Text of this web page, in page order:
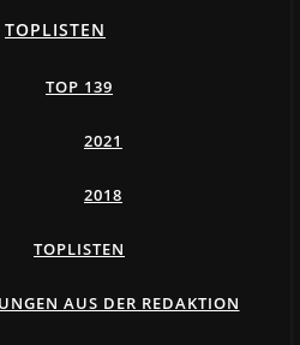
TOPLISTEN
TOP 139
2021
2018
TOPLISTEN
AUS DER REDAKTION